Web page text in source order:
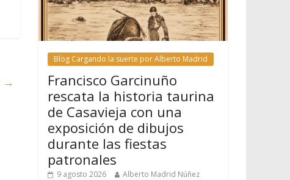
→
Blog Cargando la suerte por Alberto Madrid
Francisco Garcinuño
rescata la historia taurina
de Casavieja con una
exposición de dibujos
durante las fiestas
patronales
9 agosto 2026 Alberto Madrid Núñez